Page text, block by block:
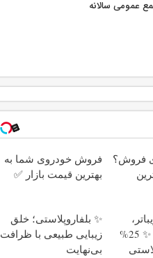
عمومی سالانه
فروش؟
فروش خودروی شما به
بهترین قیمت بازار ✅
نگاهی جوان‌تر! ✨ 25%
✨ بلفاروپلاستی؛ خلق
زیبایی طبیعی با ظرافت
بی‌نهایت